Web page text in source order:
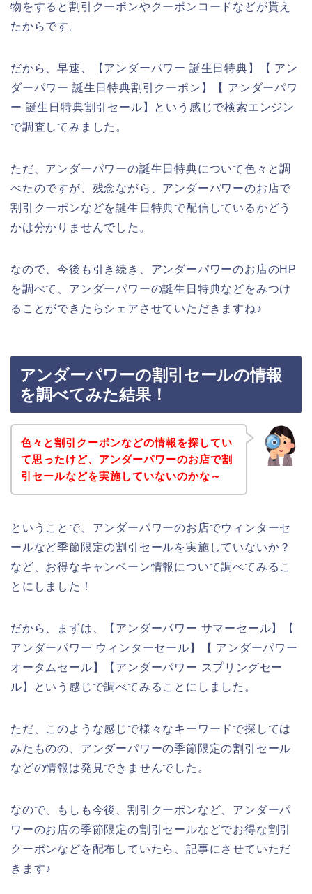
物をすると割引クーポンやクーポンコードなどが貰え
たからです。
だから、早速、【アンダーパワー 誕生日特典】【 アン
ダーパワー 誕生日特典割引クーポン】【 アンダーパワ
ー 誕生日特典割引セール】という感じで検索エンジン
で調査してみました。
ただ、アンダーパワーの誕生日特典について色々と調
べたのですが、残念ながら、アンダーパワーのお店で
割引クーポンなどを誕生日特典で配信しているかどう
かは分かりませんでした。
なので、今後も引き続き、アンダーパワーのお店のHP
を調べて、アンダーパワーの誕生日特典などをみつけ
ることができたらシェアさせていただきますね♪
アンダーパワーの割引セールの情報
を調べてみた結果！
色々と割引クーポンなどの情報を探してい
て思ったけど、アンダーパワーのお店で割
引セールなどを実施していないのかな～
ということで、アンダーパワーのお店でウィンターセ
ールなど季節限定の割引セールを実施していないか？
など、お得なキャンペーン情報について調べてみるこ
とにしました！
だから、まずは、【アンダーパワー サマーセール】【
アンダーパワー ウィンターセール】【 アンダーパワー
オータムセール】【アンダーパワー スプリングセー
ル】という感じで調べてみることにしました。
ただ、このような感じで様々なキーワードで探しては
みたものの、アンダーパワーの季節限定の割引セール
などの情報は発見できませんでした。
なので、もしも今後、割引クーポンなど、アンダーパ
ワーのお店の季節限定の割引セールなどでお得な割引
クーポンなどを配布していたら、記事にさせていただ
きます♪